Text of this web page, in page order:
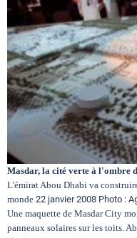
Circuits touristiques
Tourisme
Régions
Hotels
Evenements
Masdar, la cité verte à l'ombre
L'émirat Abou Dhabi va
monde 22 janvier 2008 Photo :
Une maquette de Masdar City
panneaux solaires sur les toits.